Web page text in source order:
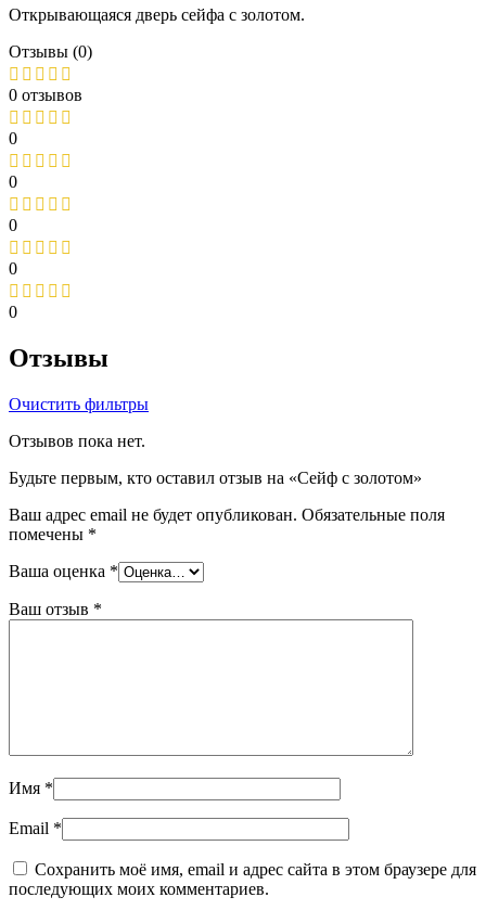
Открывающаяся дверь сейфа с золотом.
Отзывы (0)
0 отзывов
0
0
0
0
0
Отзывы
Очистить фильтры
Отзывов пока нет.
Будьте первым, кто оставил отзыв на «Сейф с золотом»
Ваш адрес email не будет опубликован. Обязательные поля
помечены *
Ваша оценка *
Ваш отзыв *
Имя *
Email *
Сохранить моё имя, email и адрес сайта в этом браузере для
последующих моих комментариев.